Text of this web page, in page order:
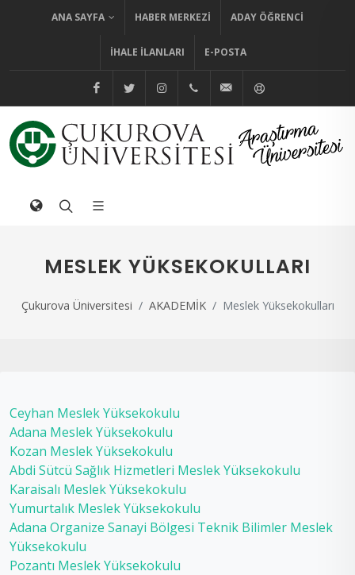
ANA SAYFA HABER MERKEZI ADAY ÖĞRENCI
İHALE İLANLARI E-POSTA
@cuhabermerkezi
@cukurovaedutr
@cukurovaedutr
+90 (322) 338 60 84
bilgi@cu.edu.tr
MESLEK YÜKSEKOKULLARI
Çukurova Üniversitesi AKADEMİK Meslek Yüksekokulları
Ceyhan Meslek Yüksekokulu
Adana Meslek Yüksekokulu
Kozan Meslek Yüksekokulu
Abdi Sütcü Sağlık Hizmetleri Meslek Yüksekokulu
Karaisalı Meslek Yüksekokulu
Yumurtalık Meslek Yüksekokulu
Adana Organize Sanayi Bölgesi Teknik Bilimler Meslek
Yüksekokulu
Pozantı Meslek Yüksekokulu